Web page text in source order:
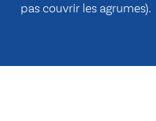
pas couvrir les agrumes).